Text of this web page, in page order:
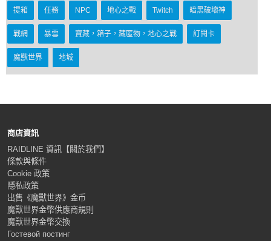
提箱 任務 NPC 地心之戰 Twitch 暗黑破壞神
戰網 暴雪 寶藏，箱子，藏匿物，地心之戰 訂閱卡
魔獸世界 地城
商店資訊
RAIDLINE 資訊【關於我們】
條款與條件
Cookie 政策
隱私政策
出售《魔獸世界》金币
魔獸世界金幣供應商規則
魔獸世界金幣交換
Гостевой постинг